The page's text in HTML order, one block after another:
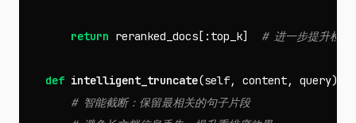
return reranked_docs [: top_k]
def intelligent_truncate(self, content, query):